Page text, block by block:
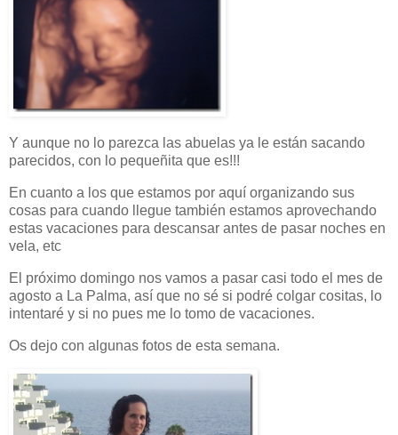
Y aunque no lo parezca las abuelas ya le están sacando
parecidos, con lo pequeñita que es!!!
En cuanto a los que estamos por aquí organizando sus
cosas para cuando llegue también estamos aprovechando
estas vacaciones para descansar antes de pasar noches en
vela, etc
El próximo domingo nos vamos a pasar casi todo el mes de
agosto a La Palma, así que no sé si podré colgar cositas, lo
intentaré y si no pues me lo tomo de vacaciones.
Os dejo con algunas fotos de esta semana.